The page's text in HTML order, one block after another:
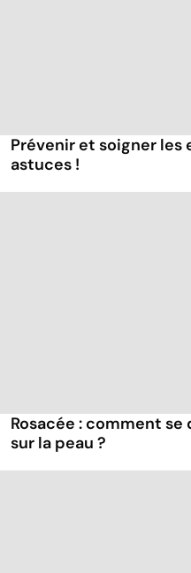
Prévenir et soigner les
astuces !
Rosacée : comment
sur la peau ?